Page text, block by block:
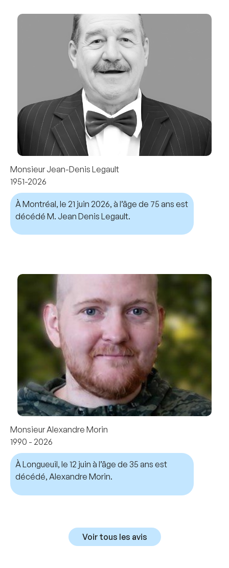
Monsieur Jean-Denis Legault
1951-2026
À Montréal, le 21 juin 2026, à l’âge de 75 ans est
décédé M. Jean Denis Legault.
Monsieur Alexandre Morin
1990 - 2026
À Longueuil, le 12 juin à l’âge de 35 ans est
décédé, Alexandre Morin.
Voir tous les avis